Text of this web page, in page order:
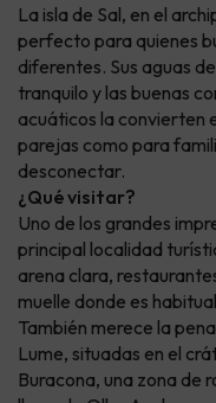
La isla de Sal, en el
perfecto para quienes
diferentes. Sus aguas
tranquilo y las buenas
acuáticos la convierten
parejas como para
desconectar.
¿Qué visitar?
Uno de los grandes
principal localidad
arena clara,
muelle donde es
También merece la
Lume, situadas en el
Buracona, una zona de